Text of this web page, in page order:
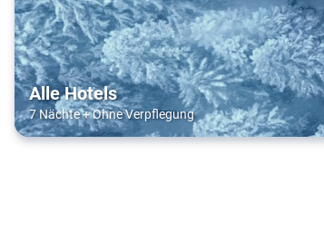
Alle Hotels
7 Nächte+Ohne Verpflegung